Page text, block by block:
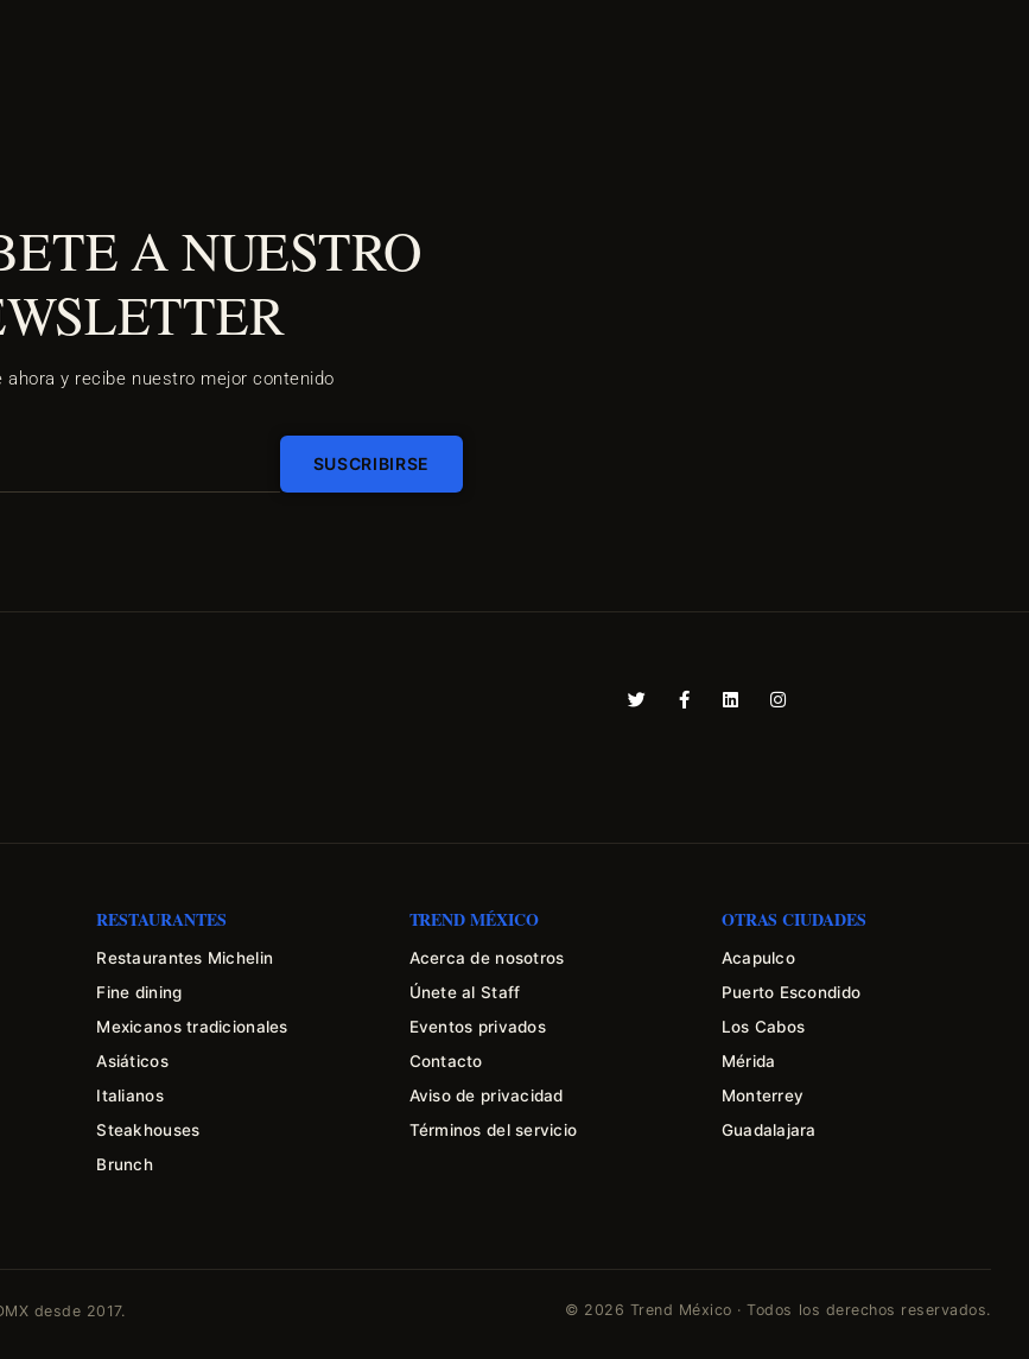
A NUESTRO
ahora y recibe nuestro mejor contenido
SUSCRIBIRSE
RESTAURANTES
Restaurantes Michelin
Fine dining
Mexicanos tradicionales
Asiáticos
Italianos
Steakhouses
Brunch
TREND MÉXICO
Acerca de nosotros
Únete al Staff
Eventos privados
Contacto
Aviso de privacidad
Términos del servicio
OTRAS CIUDADES
Acapulco
Puerto Escondido
Los Cabos
Mérida
Monterrey
Guadalajara
desde 2017. © 2026 Trend México · Todos los derechos reservados.